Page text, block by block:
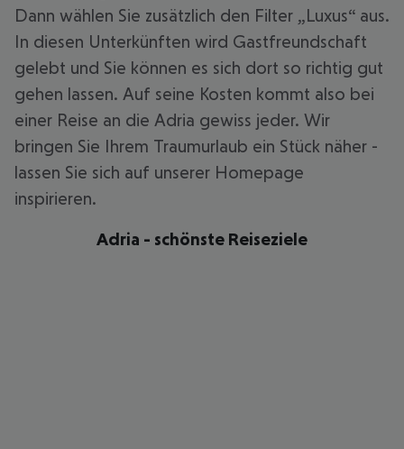
Dann wählen Sie zusätzlich den Filter „Luxus“ aus.
In diesen Unterkünften wird Gastfreundschaft
gelebt und Sie können es sich dort so richtig gut
gehen lassen. Auf seine Kosten kommt also bei
einer Reise an die Adria gewiss jeder. Wir
bringen Sie Ihrem Traumurlaub ein Stück näher -
lassen Sie sich auf unserer Homepage
inspirieren.
Adria - schönste Reiseziele